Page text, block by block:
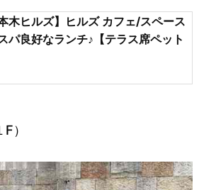
本木ヒルズ】ヒルズ カフェ/スペース
パ良好なランチ♪【テラス席ペット
）